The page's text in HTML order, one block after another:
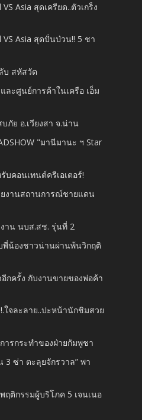
Asia สุดเครียด..ตัวเกร็ง
VS Asia สุดปั่นป่วน!! 5 ชา
บ สหัสวัต
ละศูนย์การค้าในเครือ เอ็ม
ภัย อ.เวียงสา จ.น่าน
"มานีมานะ ฯ Star
บคอนเทนต์ครีเอเตอร์!
ยงานสถานการณ์ชายแดน
าน นบส.สช. รุ่นที่ 2
พี่น้องชาวน่านผ่านพ้นวิกฤติ
กครั้ง กับงานขายของพ่อค้า
ใจละลาย..ปะหน้านักชิมสวย
รกระทำของฝ่ายกัมพูชา
3 ซ่า ตะลุยจักรวาล” พา
ฤติกรรมผู้บริโภค 5 เจนเนอ